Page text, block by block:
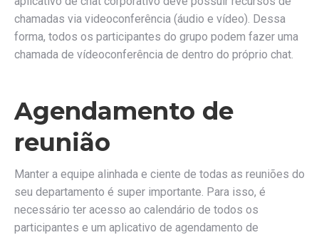
chamadas via videoconferência (áudio e vídeo). Dessa
forma, todos os participantes do grupo podem fazer uma
chamada de vídeoconferência de dentro do próprio chat.
Agendamento de
reunião
Manter a equipe alinhada e ciente de todas as reuniões do
seu departamento é super importante. Para isso, é
necessário ter acesso ao calendário de todos os
participantes e um aplicativo de agendamento de